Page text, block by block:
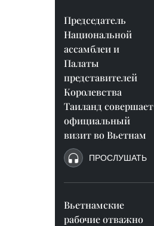
Председатель
Национальной
ассамблеи и
Палаты
представителей
Королевства
Таиланд совершает
официальный
визит во Вьетнам
ПРОСЛУШАТЬ
Вьетнамские
рабочие отважно